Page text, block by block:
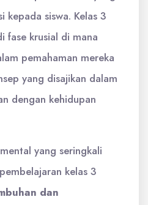
kepada siswa. Kelas 3
fase krusial di mana
pemahaman mereka
yang disajikan dalam
dengan kehidupan
yang seringkali
kelas 3
dan